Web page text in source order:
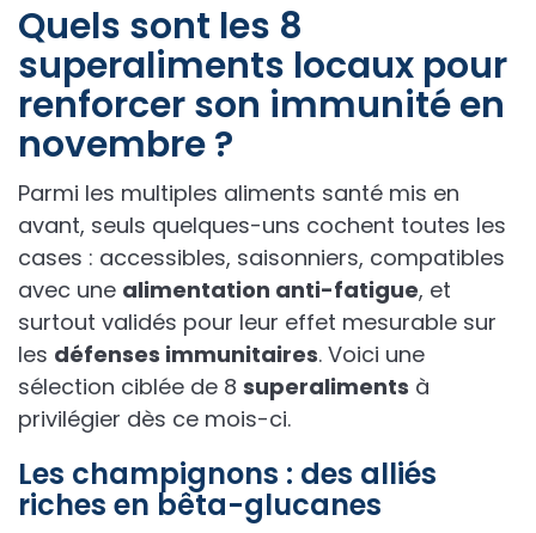
Quels sont les 8
superaliments locaux pour
renforcer son immunité en
novembre ?
Parmi les multiples aliments santé mis en
avant, seuls quelques-uns cochent toutes les
cases : accessibles, saisonniers, compatibles
avec une alimentation anti-fatigue, et
surtout validés pour leur effet mesurable sur
les défenses immunitaires. Voici une
sélection ciblée de 8 superaliments à
privilégier dès ce mois-ci.
Les champignons : des alliés
riches en bêta-glucanes